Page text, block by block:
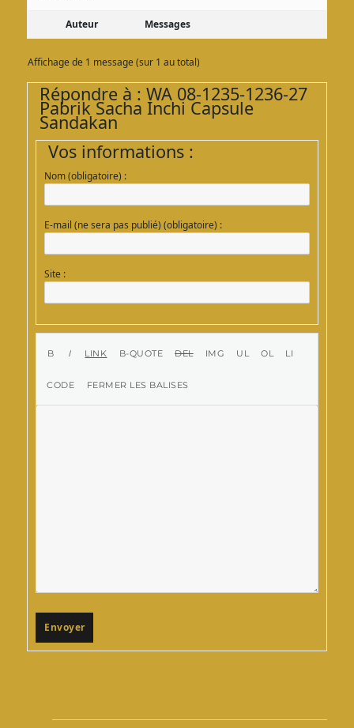
Auteur Messages
Affichage de 1 message (sur 1 au total)
Répondre à : WA 08-1235-1236-27
Pabrik Sacha Inchi Capsule
Sandakan
Vos informations :
Nom (obligatoire) :
E-mail (ne sera pas publié) (obligatoire) :
Site :
Envoyer